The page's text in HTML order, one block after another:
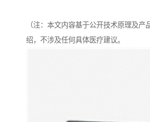
（注：本文内容基于公开技术原理及产
绍，不涉及任何具体医疗建议。